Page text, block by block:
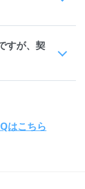
すが、契
はこちら